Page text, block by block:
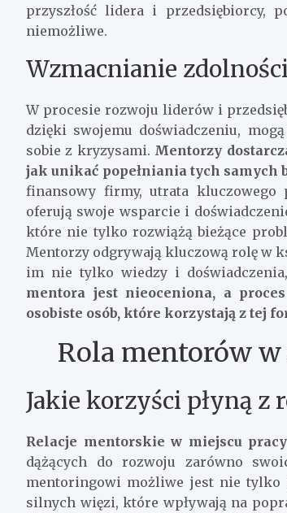
przyszłość lidera i przedsiębiorcy,
niemożliwe.
Wzmacnianie
W procesie rozwoju liderów i
dzięki swojemu doświadczeniu,
sobie z kryzysami. Mentorzy
jak unikać popełniania tych samych
finansowy firmy, utrata
oferują swoje wsparcie i
które nie tylko rozwiążą bieżące
Mentorzy odgrywają kluczową rolę w
im nie tylko wiedzy i
mentora jest nieoceniona, a
osobiste osób, które korzystają z tej
Rola mentorów
Jakie korzyści płyną
Relacje mentorskie w miejscu pracy
dążących do rozwoju zarówno
mentoringowi możliwe jest nie tylko
silnych więzi, które wpływają na